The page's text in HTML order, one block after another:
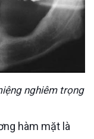
nghiêm trọng
hàm mặt là